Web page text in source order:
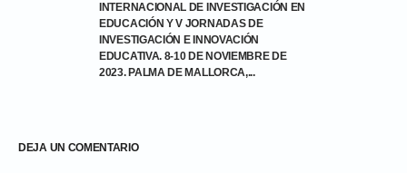
INTERNACIONAL DE INVESTIGACIÓN EN
EDUCACIÓN Y V JORNADAS DE
INVESTIGACIÓN E INNOVACIÓN
EDUCATIVA. 8-10 DE NOVIEMBRE DE
2023. PALMA DE MALLORCA,...
DEJA UN COMENTARIO